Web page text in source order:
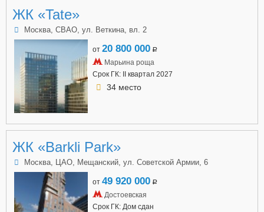
ЖК «Tate»
Москва, СВАО, ул. Веткина, вл. 2
от 20 800 000 a
Марьина роща
Срок ГК: II квартал 2027
34 место
ЖК «Barkli Park»
Москва, ЦАО, Мещанский, ул. Советской Армии, 6
от 49 920 000 a
Достоевская
Срок ГК: Дом сдан